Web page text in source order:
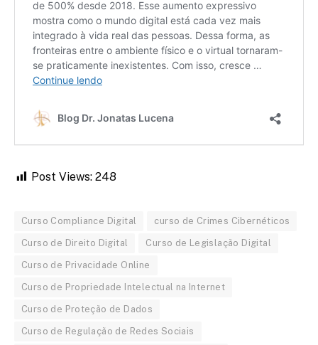
Post Views: 248
Curso Compliance Digital curso de Crimes Cibernéticos
Curso de Direito Digital Curso de Legislação Digital
Curso de Privacidade Online
Curso de Propriedade Intelectual na Internet
Curso de Proteção de Dados
Curso de Regulação de Redes Sociais